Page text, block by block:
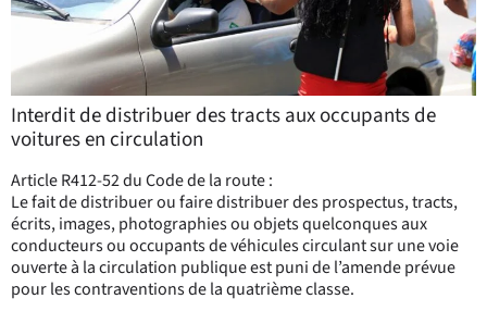
Interdit de distribuer des tracts aux occupants de
voitures en circulation
Article R412-52 du Code de la route :
Le fait de distribuer ou faire distribuer des prospectus, tracts,
écrits, images, photographies ou objets quelconques aux
conducteurs ou occupants de véhicules circulant sur une voie
ouverte à la circulation publique est puni de l’amende prévue
pour les contraventions de la quatrième classe.